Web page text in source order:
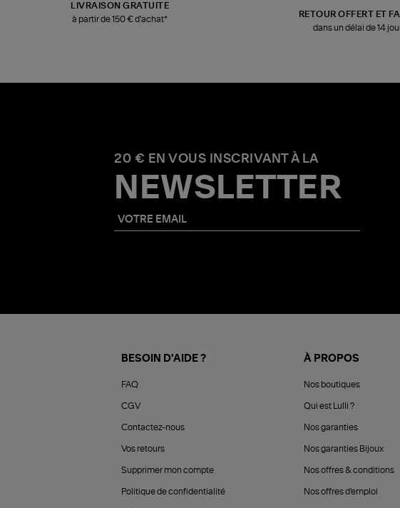
LIVRAISON GRATUITE
à partir de 150 € d'achat*
RETOUR OFFERT ET
dans un délai de 14
20 € EN VOUS INSCRIVANT À LA
NEWSLETTER
BESOIN D'AIDE ?
FAQ
CGV
Contactez-nous
Vos retours
Supprimer mon compte
Politique de confidentialité
À PROPOS
Nos boutiques
Qui est Lulli ?
Nos garanties
Nos garanties Bijoux
Nos offres & conditions
Nos offres d'emploi